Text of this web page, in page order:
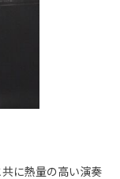
に熱量の高い演奏